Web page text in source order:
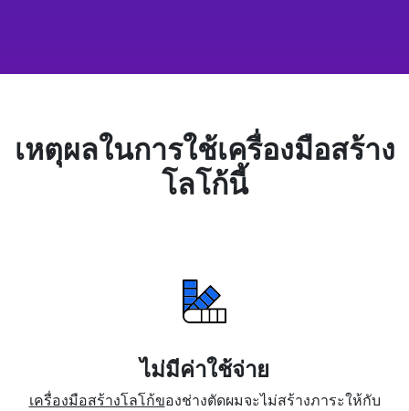
เหตุผลในการใช้เครื่องมือสร้าง
โลโก้นี้
ไม่มีค่าใช้จ่าย
เครื่องมือสร้างโลโก้ของช่างตัดผมจะไม่สร้างภาระให้กับ